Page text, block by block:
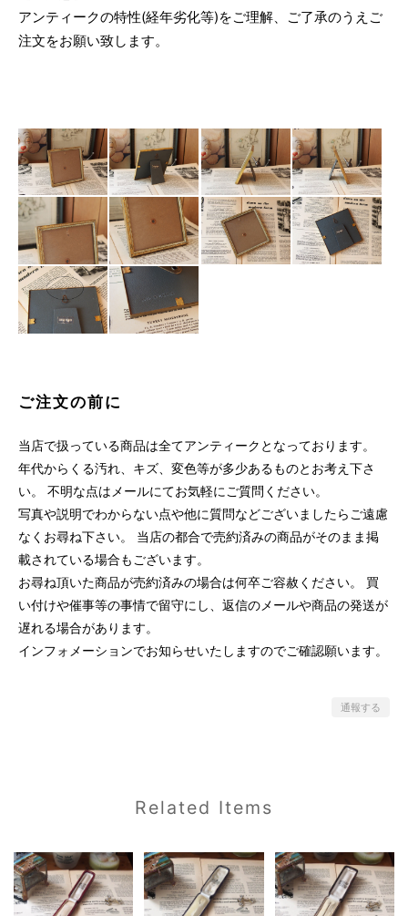
アンティークの特性(経年劣化等)をご理解、ご了承のうえご
注文をお願い致します。
ご注文の前に
当店で扱っている商品は全てアンティークとなっております。
年代からくる汚れ、キズ、変色等が多少あるものとお考え下さ
い。 不明な点はメールにてお気軽にご質問ください。
写真や説明でわからない点や他に質問などございましたらご遠慮
なくお尋ね下さい。 当店の都合で売約済みの商品がそのまま掲
載されている場合もございます。
お尋ね頂いた商品が売約済みの場合は何卒ご容赦ください。 買
い付けや催事等の事情で留守にし、返信のメールや商品の発送が
遅れる場合があります。
インフォメーションでお知らせいたしますのでご確認願います。
通報する
Related Items